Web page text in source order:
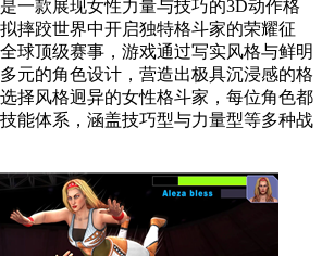
是一款展现女性力量与技巧的3D动作格
摔跤世界中开启独特格斗家的荣耀征
球顶级赛事，游戏通过写实风格与鲜明
元的角色设计，营造出极具沉浸感的格
择风格迥异的女性格斗家，每位角色都
能体系，涵盖技巧型与力量型等多种战